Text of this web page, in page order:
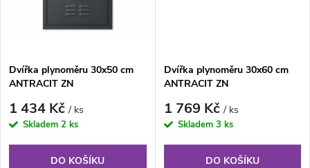
Dvířka plynoměru 30x50 cm
ANTRACIT ZN
1 434 Kč/ ks
Skladem 2 ks
DO KOŠÍKU
Dvířka plynoměru 30x60 cm
ANTRACIT ZN
1 769 Kč/ ks
Skladem 3 ks
DO KOŠÍKU